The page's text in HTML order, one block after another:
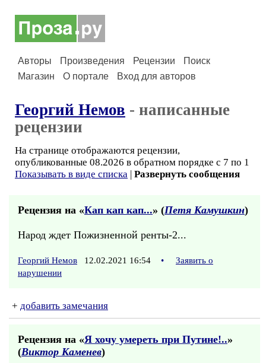
Авторы Произведения Рецензии
Поиск
Магазин
О портале Вход для авторов
Георгий Немов - написанные
рецензии
На странице отображаются рецензии,
опубликованные 08.2026 в обратном порядке с 7 по 1
Показывать в виде списка | Развернуть сообщения
Рецензия на «Кап кап кап...» (Петя Камушкин)
Народ ждет Пожизненной ренты-2...
Георгий Немов 12.02.2021 16:54 •
Заявить о
нарушении
+ добавить замечания
Рецензия на «Я хочу умереть при Путине!..»
(Виктор Каменев)